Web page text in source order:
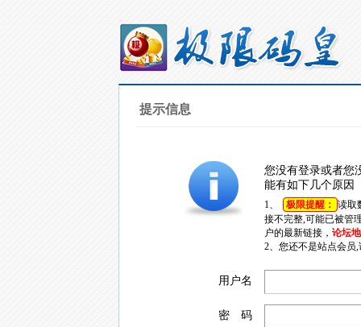
提示信息
您没有登录或者您
能有如下几个原因
1、 极限提醒： 读取
接不完整,可能已被管
户的最新链接， 论坛
2、您还不是站点会员
用户名
密 码